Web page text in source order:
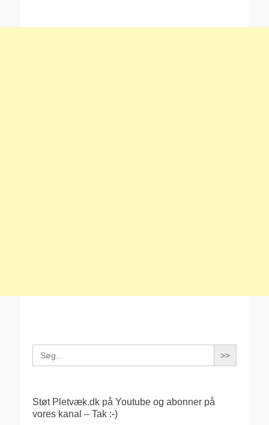
Search
for:
Støt Pletvæk.dk på Youtube og abonner på
vores kanal – Tak :-)